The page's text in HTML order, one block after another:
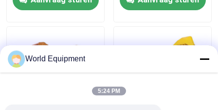
Nieuws
Gevallen
Hydraulisch Kruippakjegraafwerktuig
World Equipment
5:24 PM